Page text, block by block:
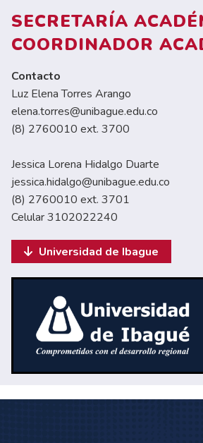
SECRETARÍA
COORDINADOR
Contacto
Luz Elena Torres Arango
elena.torres@unibague.edu.co
(8) 2760010 ext. 3700
Jessica Lorena Hidalgo Duarte
jessica.hidalgo@unibague.edu.co
(8) 2760010 ext. 3701
Celular 3102022240
Universidad de Ibague